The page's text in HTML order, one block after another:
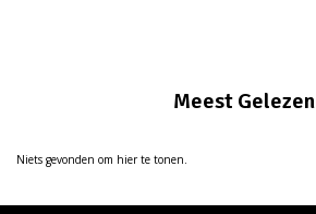
Meest Gelezen
Niets gevonden om hier te tonen.